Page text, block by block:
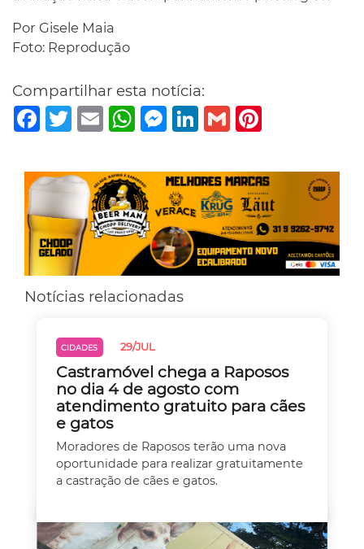
Por Gisele Maia
Foto: Reprodução
Compartilhar esta notícia:
Facebook
TwitterEmail WhatsAppMessenger
LinkedIn
Gmail
Notícias relacionadas
CIDADES 29/JUL
Castramóvel chega a Raposos
no dia 4 de agosto com
atendimento gratuito para cães
e gatos
Moradores de Raposos terão uma nova
oportunidade para realizar gratuitamente
a castração de cães e gatos.